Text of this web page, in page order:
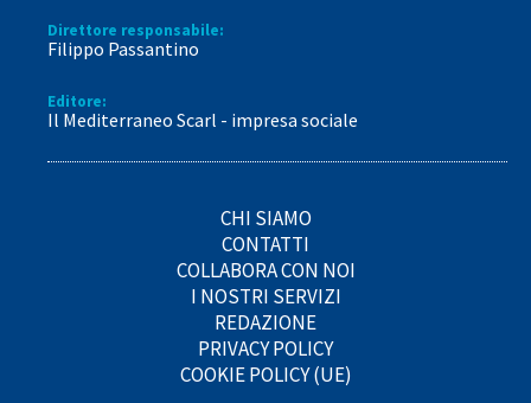
Direttore responsabile:
Filippo Passantino
Editore:
Il Mediterraneo Scarl - impresa sociale
CHI SIAMO
CONTATTI
COLLABORA CON NOI
I NOSTRI SERVIZI
REDAZIONE
PRIVACY POLICY
COOKIE POLICY (UE)